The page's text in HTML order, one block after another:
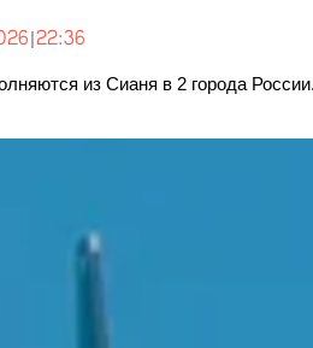
22:36
из Сианя в 2 города